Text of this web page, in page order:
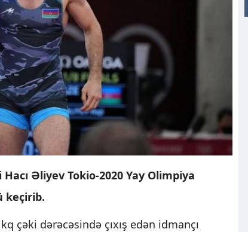
Əliyev Tokio-2020 Yay Olimpiya
keçirib.
çəki dərəcəsində çıxış edən idmançı